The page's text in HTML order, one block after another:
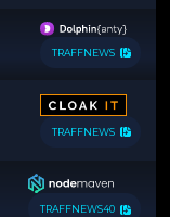
TRAFFNEWS
TRAFFNEWS
TRAFFNEWS40